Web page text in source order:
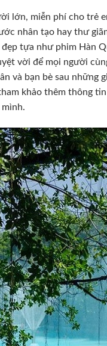
lớn, miễn phí cho trẻ
nhân tạo hay thư
tựa như phim Hàn
vời để mọi người
và bạn bè sau những
khảo thêm thông